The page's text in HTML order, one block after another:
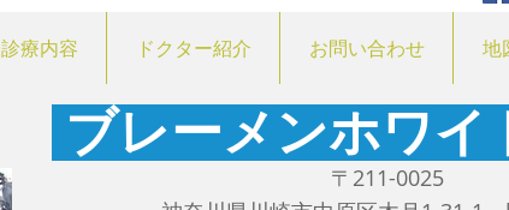
診療内容 ドクター紹介 お問い合わせ 地
ブレーメンホワイ
〒211-0025